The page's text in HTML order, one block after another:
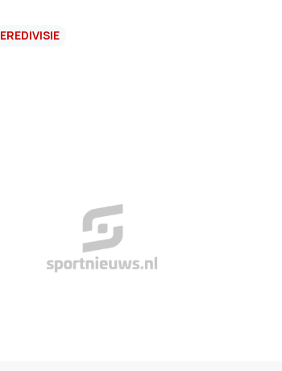
EREDIVISIE